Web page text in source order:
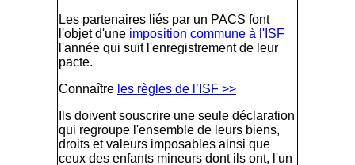
Les partenaires liés par un PACS font
l'objet d'une imposition commune à l'ISF
l'année qui suit l'enregistrement de leur
pacte.
Connaître les règles de l’ISF >>
Ils doivent souscrire une seule déclaration
qui regroupe l'ensemble de leurs biens,
droits et valeurs imposables ainsi que
ceux des enfants mineurs dont ils ont, l'un